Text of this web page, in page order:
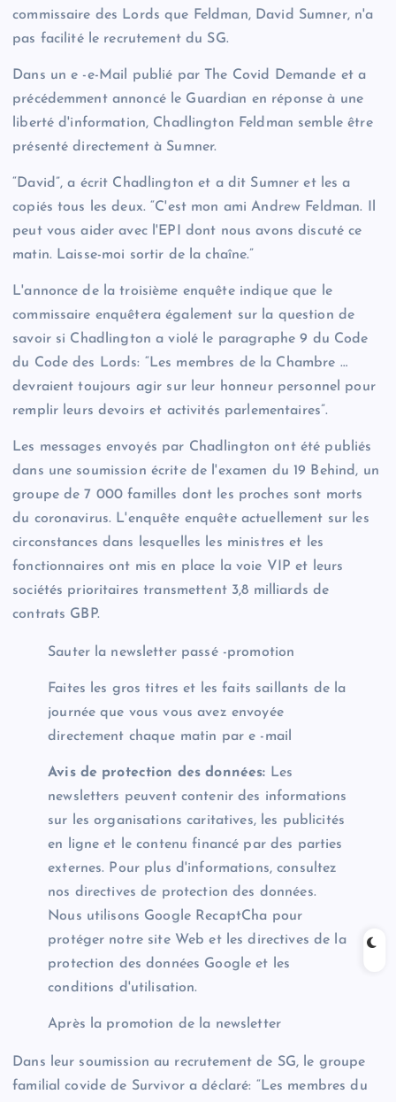
commissaire des Lords que Feldman, David Sumner, n'a
pas facilité le recrutement du SG.
Dans un e -e-Mail publié par The Covid Demande et a
précédemment annoncé le Guardian en réponse à une
liberté d'information, Chadlington Feldman semble être
présenté directement à Sumner.
“David”, a écrit Chadlington et a dit Sumner et les a
copiés tous les deux. “C'est mon ami Andrew Feldman. Il
peut vous aider avec l'EPI dont nous avons discuté ce
matin. Laisse-moi sortir de la chaîne.”
L'annonce de la troisième enquête indique que le
commissaire enquêtera également sur la question de
savoir si Chadlington a violé le paragraphe 9 du Code
du Code des Lords: “Les membres de la Chambre …
devraient toujours agir sur leur honneur personnel pour
remplir leurs devoirs et activités parlementaires”.
Les messages envoyés par Chadlington ont été publiés
dans une soumission écrite de l'examen du 19 Behind, un
groupe de 7 000 familles dont les proches sont morts
du coronavirus. L'enquête enquête actuellement sur les
circonstances dans lesquelles les ministres et les
fonctionnaires ont mis en place la voie VIP et leurs
sociétés prioritaires transmettent 3,8 milliards de
contrats GBP.
Sauter la newsletter passé -promotion
Faites les gros titres et les faits saillants de la
journée que vous vous avez envoyée
directement chaque matin par e -mail
Avis de protection des données: Les
newsletters peuvent contenir des informations
sur les organisations caritatives, les publicités
en ligne et le contenu financé par des parties
externes. Pour plus d'informations, consultez
nos directives de protection des données.
Nous utilisons Google RecaptCha pour
protéger notre site Web et les directives de la
protection des données Google et les
conditions d'utilisation.
Après la promotion de la newsletter
Dans leur soumission au recrutement de SG, le groupe
familial covide de Survivor a déclaré: “Les membres du